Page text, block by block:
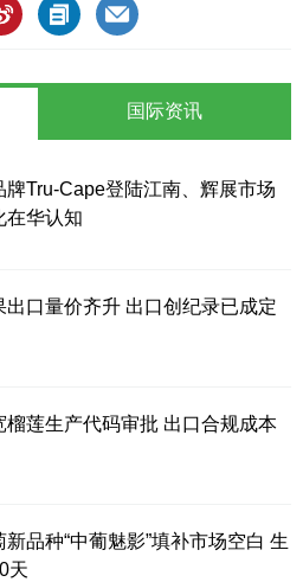
牌Tru-Cape登陆江南、辉展市场
在华认知
出口量价齐升 出口创纪录已成定
榴莲生产代码审批 出口合规成本
品种“中葡魅影”填补市场空白 生
天
国际资讯